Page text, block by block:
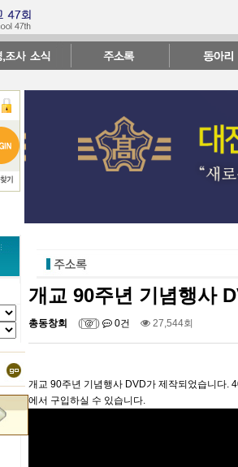
개교 90주년 기념행사
총동창회 ( ) 0건 27,544회
개교 90주년 기념행사 DVD가 제작되었습니다.
에서 구입하실 수 있습니다.